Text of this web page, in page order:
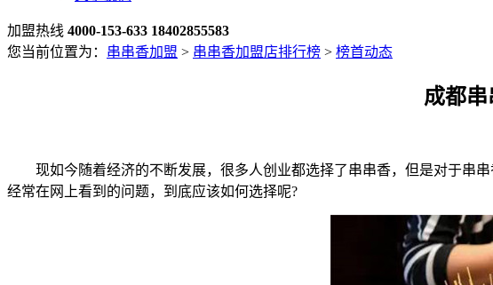
加盟热线 4000-153-633 18402855583
您当前位置为： 串串香加盟 > 串串香加盟店排行榜 > 榜首动态
成都
现如今随着经济的不断发展，很多人创业都选择了串串香，但是对于串串
经常在网上看到的问题，到底应该如何选择呢?